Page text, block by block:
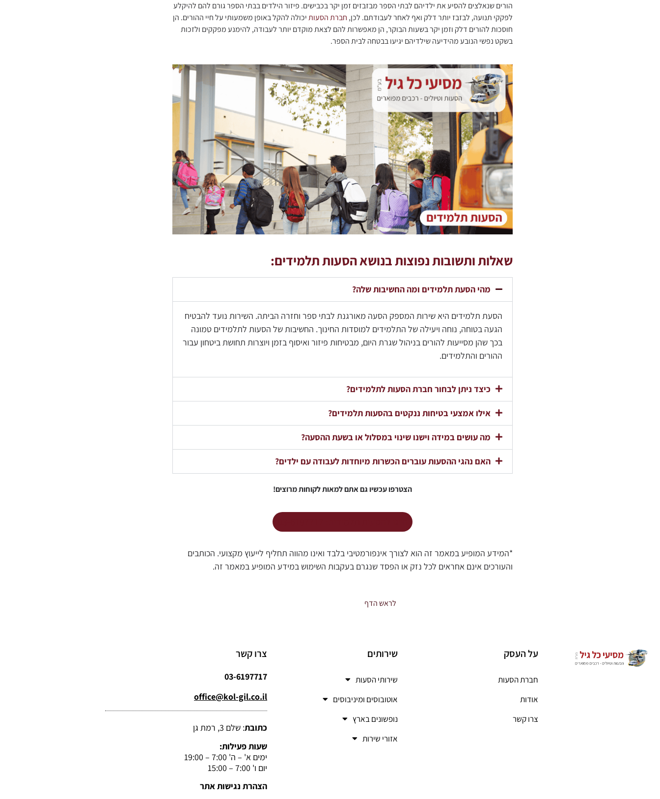
הורים שנאלצים להסיע את ילדיהם לבתי הספר מבזבזים זמן יקר בכבישים. פיזור הילדים בבתי הספר גורם להם להיקלע
לפקקי תנועה, לבזבז יותר דלק ואף לאחר לעבודתם. לכן, חברת הסעותיכולה להקל באופן משמעותי על חיי ההורים. הן
חוסכות להורים דלק וזמן יקר בשעות הבוקר, הן מאפשרות להם לצאת מוקדם יותר לעבודה, להימנע מפקקים ולזכות
בשקט נפשי הנובע מהידיעה שילדיהם יגיעו בבטחה לבית הספר.
שאלות ותשובות נפוצות בנושא הסעות תלמידים:
מהי הסעת תלמידים ומה החשיבות שלה?
הסעת תלמידים היא שירות המספק הסעה מאורגנת לבתי ספר וחזרה הביתה. השירות נועד להבטיח
הגעה בטוחה, נוחה ויעילה של התלמידים למוסדות החינוך. החשיבות של הסעות לתלמידים טמונה
בכך שהן מסייעות להורים בניהול שגרת היום, מבטיחות פיזור ואיסוף בזמן ויוצרות תחושת ביטחון עבור
ההורים והתלמידים.
כיצד ניתן לבחור חברת הסעות לתלמידים?
אילו אמצעי בטיחות ננקטים בהסעות תלמידים?
מה עושים במידה וישנו שינוי במסלול או בשעת ההסעה?
האם נהגי ההסעות עוברים הכשרות מיוחדות לעבודה עם ילדים?
הצטרפו עכשיו גם אתם למאות לקוחות מרוצים!
*המידע המופיע במאמר זה הוא לצורך אינפורמטיבי בלבד ואינו מהווה תחליף לייעוץ מקצועי. הכותבים
והעורכים אינם אחראים לכל נזק או הפסד שנגרם בעקבות השימוש במידע המופיע במאמר זה.
לראש הדף
על העסק
חברת הסעות
אודות
צרו קשר
שירותים
שירותי הסעות
אוטובוסים ומיניבוסים
נופשונים בארץ
אזורי שירות
צרו קשר
03-6197717
office@kol-gil.co.il
כתובת: שלם 3, רמת גן
שעות פעילות:
ימים א' – ה' 7:00 – 19:00
יום ו' 7:00 – 15:00
הצהרת נגישות אתר